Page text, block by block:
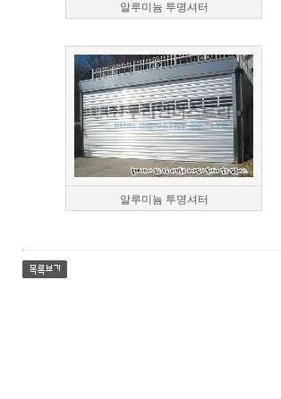
알루미늄 투명셔터
알루미늄 투명셔터